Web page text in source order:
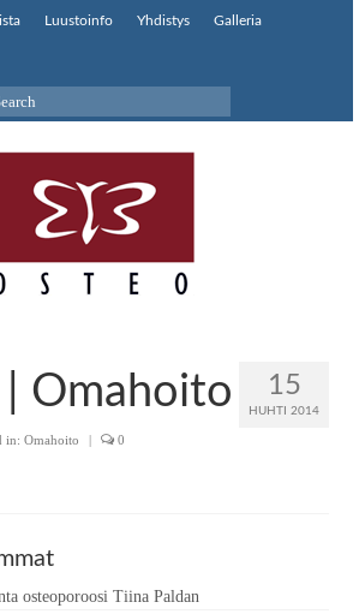
Luustoinfo Yhdistys Galleria
15
HUHTI 2014
Omahoito
in: Omahoito | 0
osteoporoosi Tiina Paldan